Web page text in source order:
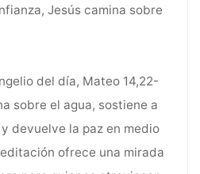
Jesús camina sobre
del día, Mateo 14,22-
sobre el agua, sostiene a
devuelve la paz en medio
ofrece una mirada